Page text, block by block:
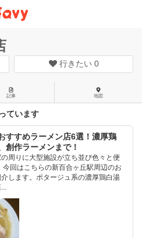
行きたい 0
記事 地図
ています
すすめラーメン店6選！濃厚鶏
創作ラーメンまで！
周りに大型施設が立ち並び色々と便
回はこちらの新百合ヶ丘駅周辺のお
します。ポタージュ系の濃厚鶏白湯